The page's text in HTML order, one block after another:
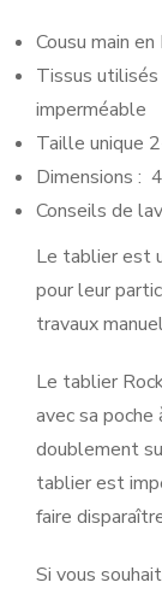
Cousu main
Tissus
imperméable
Taille unique
Dimensions :
Conseils de
Le tablier est
pour leur
travaux
Le tablier
avec sa poche
doublement
tablier est
faire
Si vous